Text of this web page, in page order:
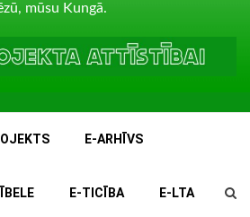
mūsu Kungā.
E-ARHĪVS
E-TICĪBA E-LTA